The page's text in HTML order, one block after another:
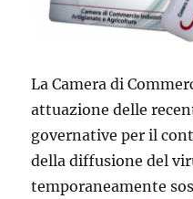
La Camera di
attuazione delle
governative per il
della diffusione del
temporaneamente